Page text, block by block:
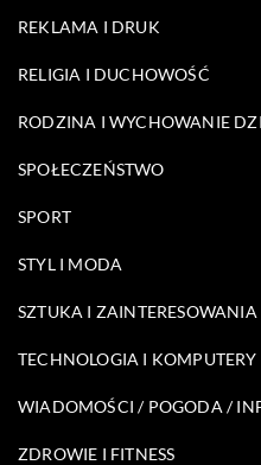
REKLAMA I DRUK
RELIGIA I DUCHOWOŚĆ
RODZINA I WYCHOWANIE
SPOŁECZEŃSTWO
SPORT
STYL I MODA
SZTUKA I ZAINTERESOWANIA
TECHNOLOGIA I KOMPUTERY
WIADOMOŚCI / POGODA /
ZDROWIE I FITNESS